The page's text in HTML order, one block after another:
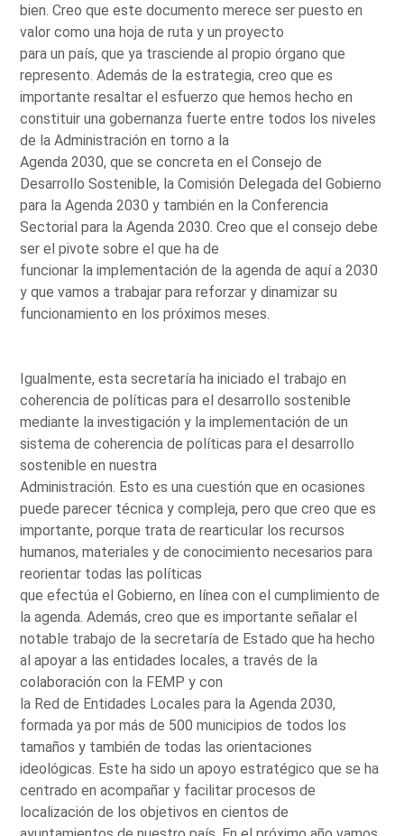
bien. Creo que este documento merece ser puesto en
valor como una hoja de ruta y un proyecto
para un país, que ya trasciende al propio órgano que
represento. Además de la estrategia, creo que es
importante resaltar el esfuerzo que hemos hecho en
constituir una gobernanza fuerte entre todos los niveles
de la Administración en torno a la
Agenda 2030, que se concreta en el Consejo de
Desarrollo Sostenible, la Comisión Delegada del Gobierno
para la Agenda 2030 y también en la Conferencia
Sectorial para la Agenda 2030. Creo que el consejo debe
ser el pivote sobre el que ha de
funcionar la implementación de la agenda de aquí a 2030
y que vamos a trabajar para reforzar y dinamizar su
funcionamiento en los próximos meses.
Igualmente, esta secretaría ha iniciado el trabajo en
coherencia de políticas para el desarrollo sostenible
mediante la investigación y la implementación de un
sistema de coherencia de políticas para el desarrollo
sostenible en nuestra
Administración. Esto es una cuestión que en ocasiones
puede parecer técnica y compleja, pero que creo que es
importante, porque trata de rearticular los recursos
humanos, materiales y de conocimiento necesarios para
reorientar todas las políticas
que efectúa el Gobierno, en línea con el cumplimiento de
la agenda. Además, creo que es importante señalar el
notable trabajo de la secretaría de Estado que ha hecho
al apoyar a las entidades locales, a través de la
colaboración con la FEMP y con
la Red de Entidades Locales para la Agenda 2030,
formada ya por más de 500 municipios de todos los
tamaños y también de todas las orientaciones
ideológicas. Este ha sido un apoyo estratégico que se ha
centrado en acompañar y facilitar procesos de
localización de los objetivos en cientos de